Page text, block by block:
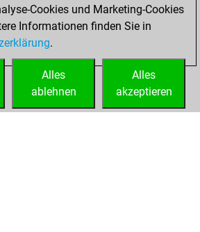
You created
your Fritz account
Cookies und Marketing-Cookies
Informationen finden Sie in
.
Alles
akzeptieren
Alles
ablehnen